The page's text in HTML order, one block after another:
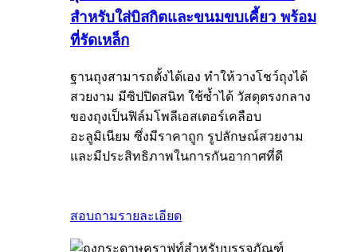
สำหรับใส่บิสกิตและขนมขบเคี้ยว พร้อม
ที่รัดเหล็ก
ฐานถุงสามารถตั้งได้เอง ทำให้วางโชว์ถุงได้
สวยงาม มีซิปปิดสนิท ใช้ซ้ำได้ วัสดุตรงกลาง
ของถุงเป็นฟิล์มโพลีเอสเตอร์เคลือบ
อะลูมิเนียม ซึ่งมีราคาถูก รูปลักษณ์สวยงาม
และมีประสิทธิภาพในการกันอากาศที่ดี
สอบถามรายละเอียด